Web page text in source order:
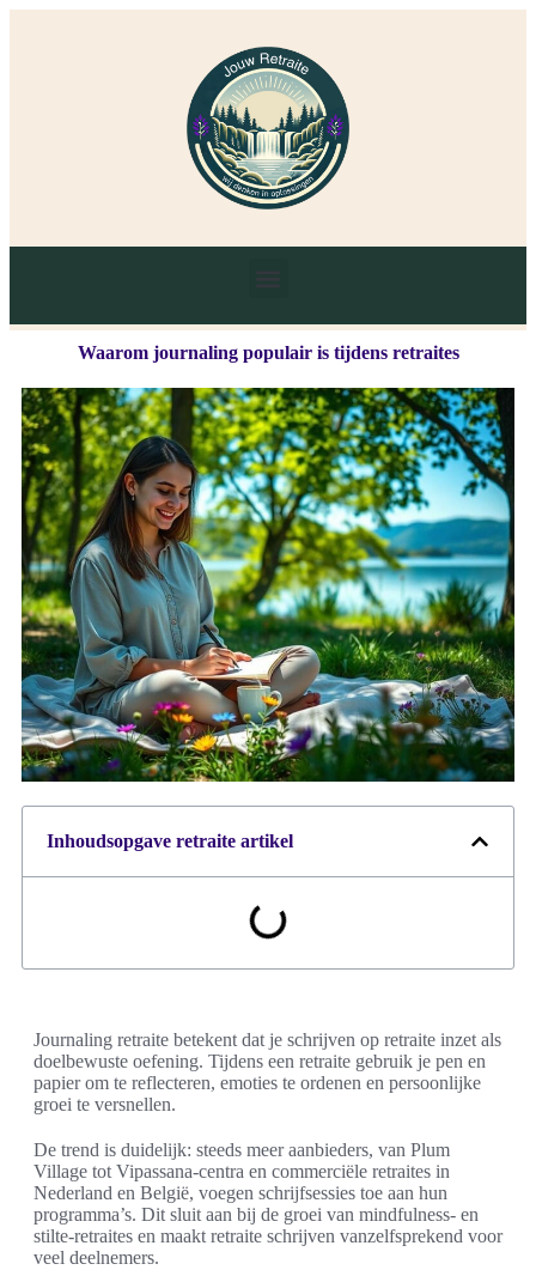
Waarom journaling populair is tijdens retraites
Inhoudsopgave retraite artikel
Journaling retraite betekent dat je schrijven op retraite inzet als
doelbewuste oefening. Tijdens een retraite gebruik je pen en
papier om te reflecteren, emoties te ordenen en persoonlijke
groei te versnellen.
De trend is duidelijk: steeds meer aanbieders, van Plum
Village tot Vipassana-centra en commerciële retraites in
Nederland en België, voegen schrijfsessies toe aan hun
programma’s. Dit sluit aan bij de groei van mindfulness- en
stilte-retraites en maakt retraite schrijven vanzelfsprekend voor
veel deelnemers.